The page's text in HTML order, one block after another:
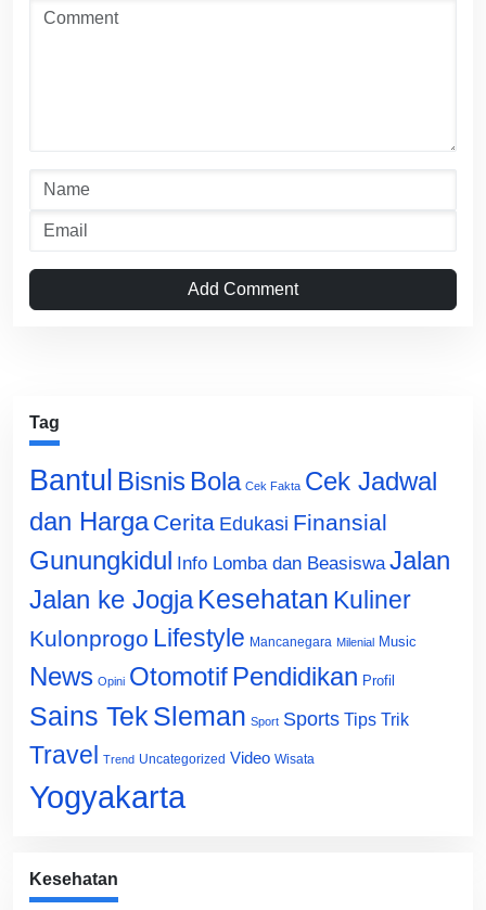
Add Comment
Tag
Bantul Bisnis Bola Cek Fakta Cek Jadwal
dan Harga Cerita Edukasi Finansial
Gunungkidul Info Lomba dan Beasiswa Jalan
Jalan ke Jogja Kesehatan Kuliner
Kulonprogo Lifestyle Mancanegara Milenial Music
News Opini Otomotif Pendidikan Profil
Sains Tek Sleman Sport Sports Tips Trik
Travel Trend Uncategorized Video Wisata
Yogyakarta
Kesehatan